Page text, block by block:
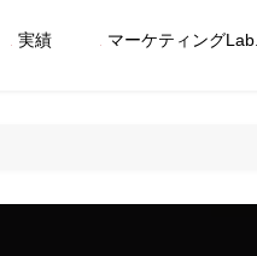
実績 マーケティングLab.